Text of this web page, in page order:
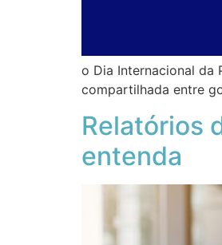
o Dia Internacional da
compartilhada entre
Relatórios
entenda